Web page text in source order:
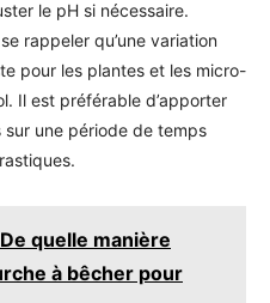
le pH si nécessaire.
rappeler qu’une variation
pour les plantes et les micro-
Il est préférable d’apporter
une période de temps
quelle manière
à bêcher pour